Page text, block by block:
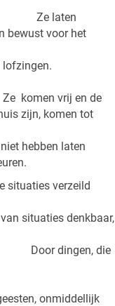
bewust voor het
lofzingen.
en de
zijn, komen tot
dopen.
niet hebben laten
situaties verzeild
denkbaar,
kunt raken.
die
onmiddellijk